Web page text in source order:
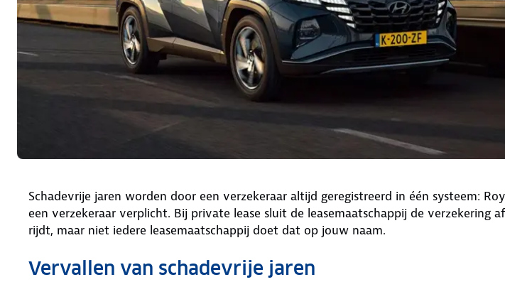
Schadevrije jaren worden door een verzekeraar altijd geregistreerd in één systeem:
een verzekeraar verplicht. Bij private lease sluit de leasemaatschappij de verzekering
rijdt, maar niet iedere leasemaatschappij doet dat op jouw naam.
Vervallen van schadevrije jaren